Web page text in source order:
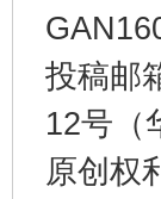
投稿邮
12号（
原创权
千